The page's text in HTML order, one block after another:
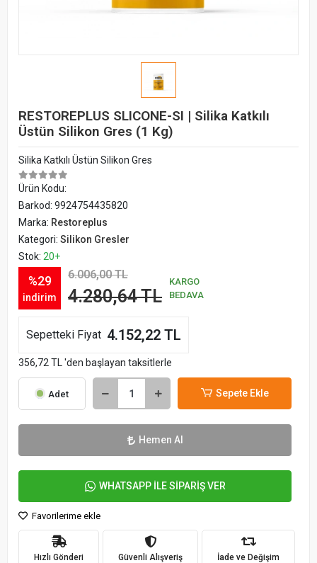
RESTOREPLUS SLICONE-SI | Silika Katkılı
Üstün Silikon Gres (1 Kg)
Silika Katkılı Üstün Silikon Gres
Ürün Kodu:
Barkod: 9924754435820
Marka: Restoreplus
Kategori: Silikon Gresler
Stok: 20+
%29
indirim
6.006,00 TL
4.280,64 TL
KARGO
BEDAVA
Sepetteki Fiyat 4.152,22 TL
356,72 TL 'den başlayan taksitlerle
Adet Sepete Ekle
Hemen Al
WHATSAPP İLE SİPARİŞ VER
Favorilerime ekle
Hızlı Gönderi Güvenli Alışveriş İade ve Değişim